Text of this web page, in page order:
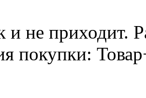
и не приходит.
покупки: